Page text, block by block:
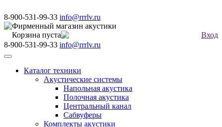
8-900-531-99-33 info@rrrlv.ru
Фирменный магазин акустики
Корзина пуста
Вход
8-900-531-99-33 info@rrrlv.ru
Меню
Каталог техники
Акустические системы
Напольная акустика
Полочная акустика
Центральный канал
Сабвуферы
Комплекты акустики